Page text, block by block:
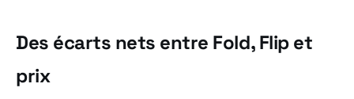
Des écarts nets entre Fold, Flip et
prix